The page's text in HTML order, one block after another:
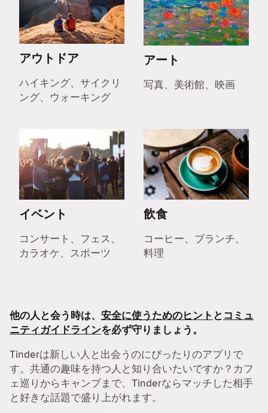
アウトドア
ハイキング、サイクリ
ング、ウォーキング
アート
写真、美術館、映画
イベント
コンサート、フェス、
カラオケ、スポーツ
飲食
コーヒー、ブランチ、
料理
他の人と会う時は、安全に使うためのヒント と コミュ
ニティガイドラインを必ず守りましょう。
Tinderは新しい人と出会うのにぴったりのアプリで
す。共通の趣味を持つ人と知り合いたいですか？カフ
ェ巡りからキャンプまで、Tinderならマッチした相手
と好きな話題で盛り上がれます。